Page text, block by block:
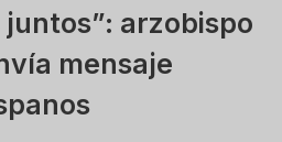
juntos”: arzobispo
mensaje